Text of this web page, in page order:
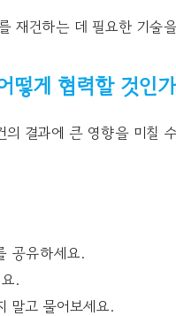
재건하는 데 필요한 기술
떻게 협력할 것인
의 결과에 큰 영향을 미칠
공유하세요.
.
말고 물어보세요.